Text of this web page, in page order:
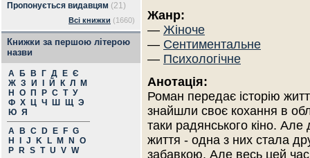
Пропонується видавцям (21)
Всі книжки (1660)
Книжки за першою літерою
назви
А Б В Г Д Е Є
Ж З И Й К Л
М
Н
О П Р С Т У
Ф Х Ц Ч Ш Щ Э
Ю Я
A
B C D E F G
H
J K L M N
O
P
R S T U V W
Жанр:
— Жіноче
— Сентиментальне
— Психологічне
Анотація:
Роман передає історію
знайшли своє кохання в
таки радянського кіно.
життя - одна з них стала
забавкою. Але весь цей